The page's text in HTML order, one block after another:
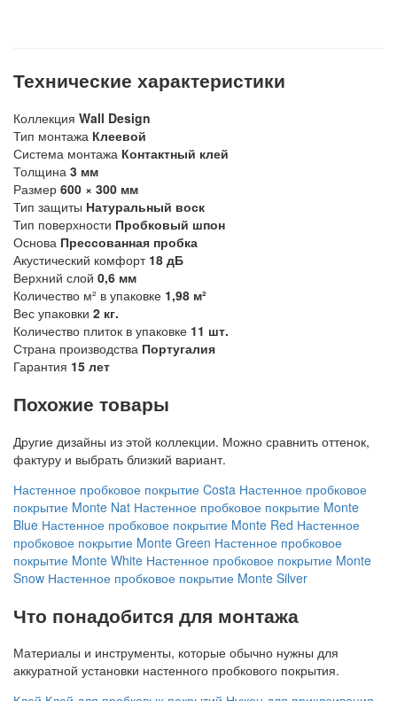
Технические характеристики
Коллекция Wall Design
Тип монтажа Клеевой
Система монтажа Контактный клей
Толщина 3 мм
Размер 600 × 300 мм
Тип защиты Натуральный воск
Тип поверхности Пробковый шпон
Основа Прессованная пробка
Акустический комфорт 18 дБ
Верхний слой 0,6 мм
Количество м² в упаковке 1,98 м²
Вес упаковки 2 кг.
Количество плиток в упаковке 11 шт.
Страна производства Португалия
Гарантия 15 лет
Похожие товары
Другие дизайны из этой коллекции. Можно сравнить оттенок,
фактуру и выбрать близкий вариант.
Настенное пробковое покрытие Costa Настенное пробковое
покрытие Monte Nat Настенное пробковое покрытие Monte
Blue Настенное пробковое покрытие Monte Red Настенное
пробковое покрытие Monte Green Настенное пробковое
покрытие Monte White Настенное пробковое покрытие Monte
Snow Настенное пробковое покрытие Monte Silver
Что понадобится для монтажа
Материалы и инструменты, которые обычно нужны для
аккуратной установки настенного пробкового покрытия.